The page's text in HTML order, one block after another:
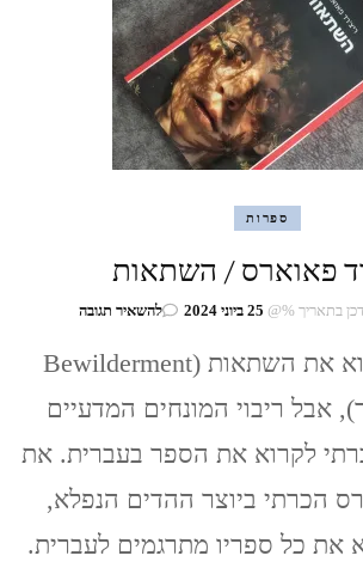
ספרות
פאוארס / השתאות
בתאריך %@ 25 ביוני 2024 להשאיר תגובהבנושא
פאוארס
השתאות
התחלתי לקרוא את השתאות (Bewilderment
אבל ריבוי המונחים המדעיים
לקרוא את הספר בעברית. את
הכרתי ביוצר ההדים הנפלא,
את כל ספריו מתרגמים לעברית.